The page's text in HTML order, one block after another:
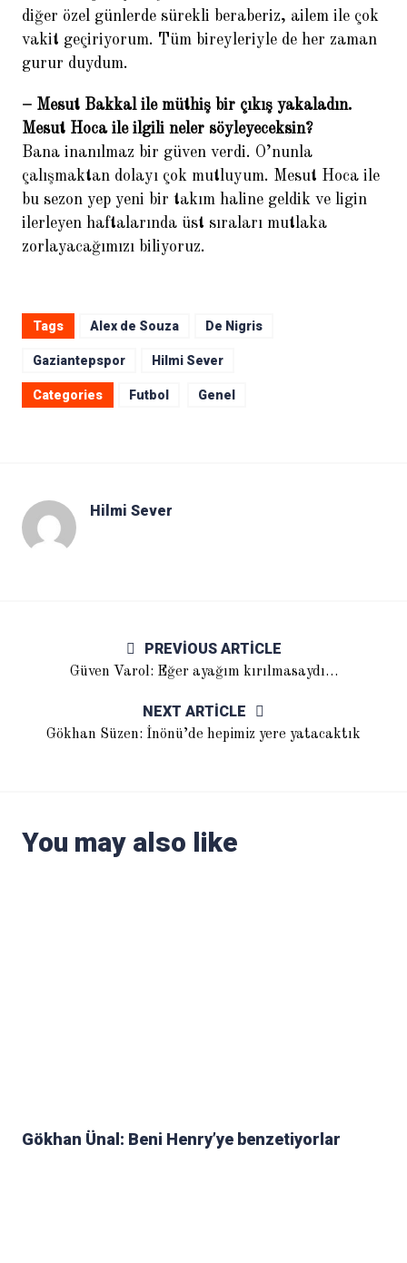
diğer özel günlerde sürekli beraberiz, ailem ile çok
vakit geçiriyorum. Tüm bireyleriyle de her zaman
gurur duydum.
– Mesut Bakkal ile müthiş bir çıkış yakaladın.
Mesut Hoca ile ilgili neler söyleyeceksin?
Bana inanılmaz bir güven verdi. O’nunla
çalışmaktan dolayı çok mutluyum. Mesut Hoca ile
bu sezon yep yeni bir takım haline geldik ve ligin
ilerleyen haftalarında üst sıraları mutlaka
zorlayacağımızı biliyoruz.
Tags Alex de Souza De Nigris
Gaziantepspor Hilmi Sever
Categories Futbol Genel
Hilmi Sever
PREVIOUS ARTICLE
Güven Varol: Eğer ayağım kırılmasaydı…
NEXT ARTICLE
Gökhan Süzen: İnönü’de hepimiz yere yatacaktık
You may also like
Gökhan Ünal: Beni Henry’ye benzetiyorlar